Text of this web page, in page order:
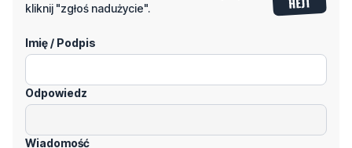
kliknij "zgłoś nadużycie".
Imię / Podpis
Odpowiedz
Wiadomość